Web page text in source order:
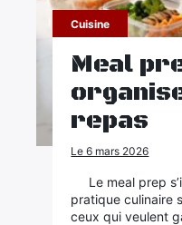
Cuisine
Meal
repas
Le 6 mars 2026
Le meal prep
pratique culinaire
ceux qui veulent